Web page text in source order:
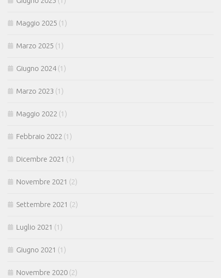
Maggio 2025 (1)
Marzo 2025 (1)
Giugno 2024 (1)
Marzo 2023 (1)
Maggio 2022 (1)
Febbraio 2022 (1)
Dicembre 2021 (1)
Novembre 2021 (2)
Settembre 2021 (2)
Luglio 2021 (1)
Giugno 2021 (1)
Novembre 2020 (2)